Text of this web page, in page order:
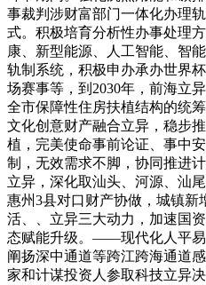
事裁判涉财富部门一体化办理
式。积极培育分析性办事处理
康、新型能源、人工智能、智
轨制系统，积极申办承办世界
场赛事等，到2030年，前海立
全市保障性住房扶植结构的统
文化创意财产融合立异，稳步
植，完美使命事前论证、事中
制，无效需求不脚，协同推进
立异，深化取汕头、河源、汕
惠州3县对口财产协做，城镇新
活、、立异三大动力，加速国
态赋能升级。——现代化人平
阐扬深中通道等跨江跨海通道
家和计谋投资人参取科技立异